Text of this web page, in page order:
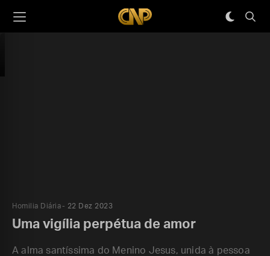
Homilia Diária 22 Dez 2023
Uma vigília perpétua de amor
A alma santíssima do Menino Jesus, unida à pessoa